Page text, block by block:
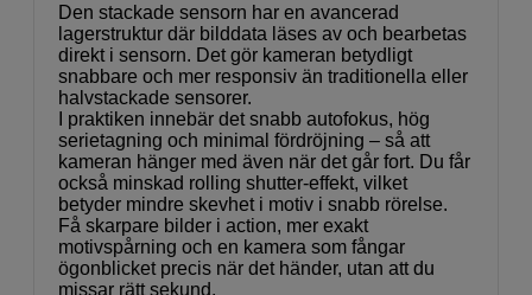
Den stackade sensorn har en avancerad
lagerstruktur där bilddata läses av och bearbetas
direkt i sensorn. Det gör kameran betydligt
snabbare och mer responsiv än traditionella eller
halvstackade sensorer.
I praktiken innebär det snabb autofokus, hög
serietagning och minimal fördröjning – så att
kameran hänger med även när det går fort. Du får
också minskad rolling shutter-effekt, vilket
betyder mindre skevhet i motiv i snabb rörelse.
Få skarpare bilder i action, mer exakt
motivspårning och en kamera som fångar
ögonblicket precis när det händer, utan att du
missar rätt sekund.